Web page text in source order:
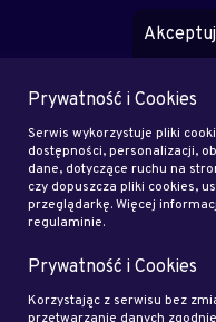
Prywatność i Cookies
Serwis wykorzystuje pliki
dostępności, personalizacji,
dane, dotyczące ruchu na
czy dopuszcza pliki cookies,
przeglądarkę. Więcej
regulaminie.
Prywatność i Cookies
Korzystając z serwisu bez
przetwarzanie danych